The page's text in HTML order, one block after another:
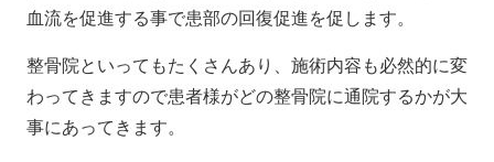
血流を促進する事で患部の回復促進を促します。
整骨院といってもたくさんあり、施術内容も必然的に変
わってきますので患者様がどの整骨院に通院するかが大
事にあってきます。